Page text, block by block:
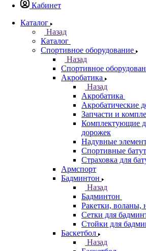
Кабинет
Каталог
Назад
Каталог
Спортивное оборудование
Назад
Спортивное
Акробатика
Назад
Акробатика
Акробатические
Запчасти и
Комплектующие
дорожек
Надувные
Спортивные
Страховка для
Армспорт
Бадминтон
Назад
Бадминтон
Ракетки, воланы,
Сетки для
Стойки для
Баскетбол
Назад